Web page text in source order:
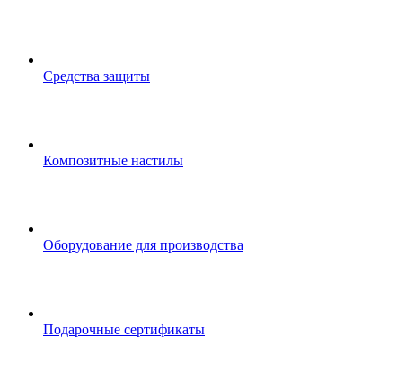
Средства защиты
Композитные настилы
Оборудование для производства
Подарочные сертификаты